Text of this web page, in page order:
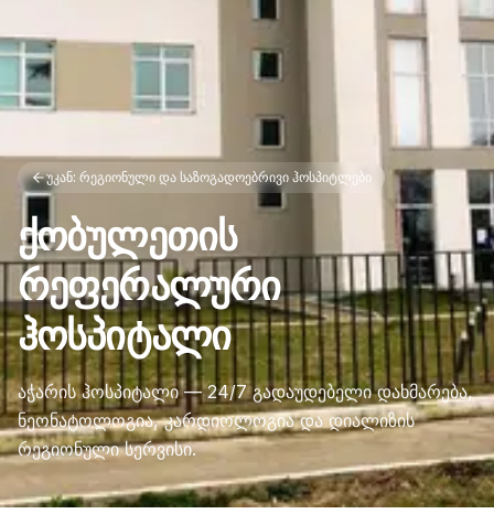
უკან: რეგიონული და საზოგადოებრივი ჰოსპიტლები
ქობულეთის
რეფერალური
ჰოსპიტალი
აჭარის ჰოსპიტალი — 24/7 გადაუდებელი დახმარება,
ნეონატოლოგია, კარდიოლოგია და დიალიზის
რეგიონული სერვისი.